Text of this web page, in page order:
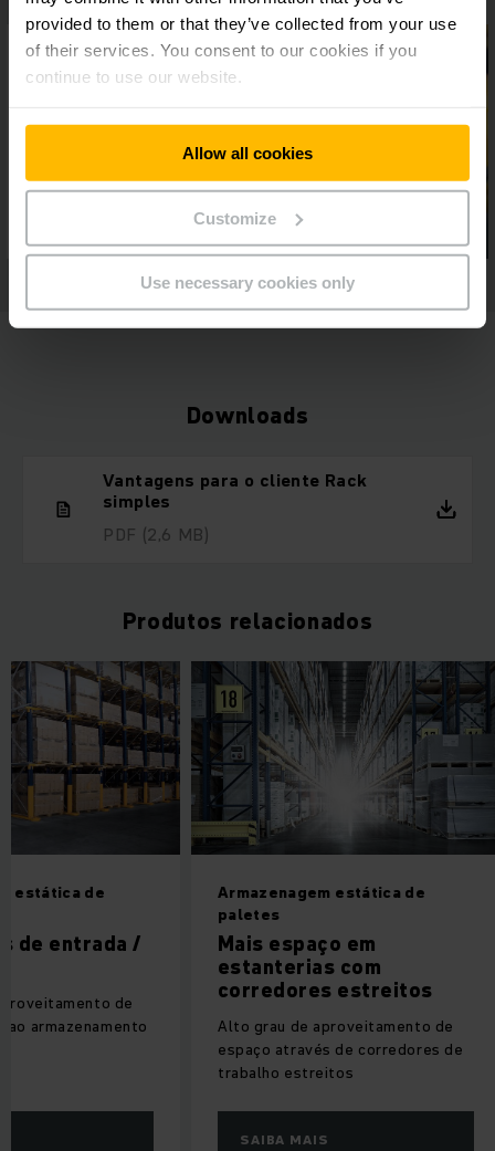
provided to them or that they’ve collected from your use
of their services. You consent to our cookies if you
continue to use our website.
Allow all cookies
Customize
Use necessary cookies only
Downloads
Vantagens para o cliente Rack
simples
PDF (2,6 MB)
Produtos relacionados
estática de
de entrada /
de
ao armazenamento
Armazenagem estática de
paletes
Mais espaço em
estanterias com
corredores estreitos
Alto grau de aproveitamento de
espaço através de corredores de
trabalho estreitos
SAIBA MAIS